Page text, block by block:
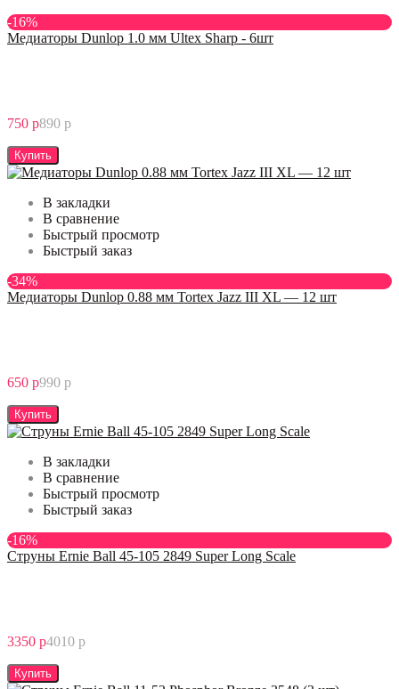
-16%
Медиаторы Dunlop 1.0 мм Ultex Sharp - 6шт
750 р890 р
Купить
В закладки
В сравнение
Быстрый просмотр
Быстрый заказ
-34%
Медиаторы Dunlop 0.88 мм Tortex Jazz III XL — 12 шт
650 р990 р
Купить
В закладки
В сравнение
Быстрый просмотр
Быстрый заказ
-16%
Струны Ernie Ball 45-105 2849 Super Long Scale
3350 р4010 р
Купить